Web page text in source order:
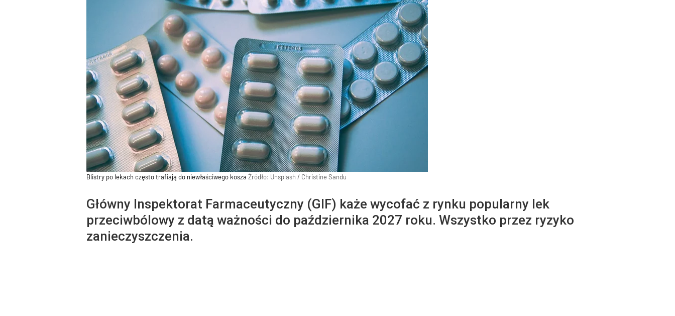
Blistry po lekach często trafiają do niewłaściwego kosza Źródło: Unsplash / Christine Sandu
Główny Inspektorat Farmaceutyczny (GIF) każe wycofać z rynku popularny lek
przeciwbólowy z datą ważności do października 2027 roku. Wszystko przez ryzyko
zanieczyszczenia.